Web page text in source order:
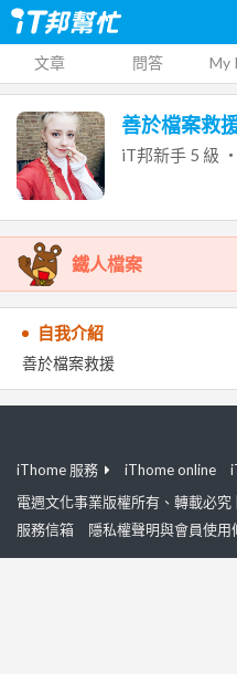
文章 問答 My
善於檔案救
iT邦新手 5 級
鐵人檔案
自我介紹
善於檔案救援
iThome 服務 iThome online
電週文化事業版權所有、轉載必
服務信箱
隱私權聲明與會員使用